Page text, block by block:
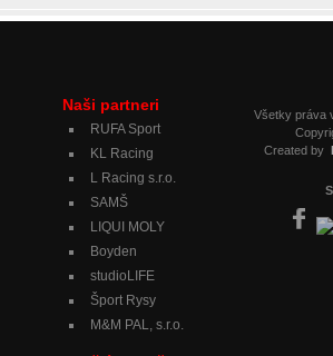
Všetky práva
Created by
Naši partneri
RUFA Sport
KL Racing
L Racing s.r.o.
SAMŠ
LIQUI MOLY
Boyden
studioLIFE
Šport Rysy
M&M PAL, s.r.o.